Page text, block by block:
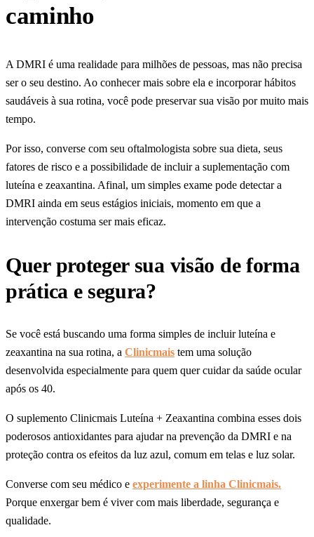
caminho
A DMRI é uma realidade para milhões de pessoas, mas não precisa
ser o seu destino. Ao conhecer mais sobre ela e incorporar hábitos
saudáveis à sua rotina, você pode preservar sua visão por muito mais
tempo.
Por isso, converse com seu oftalmologista sobre sua dieta, seus
fatores de risco e a possibilidade de incluir a suplementação com
luteína e zeaxantina. Afinal, um simples exame pode detectar a
DMRI ainda em seus estágios iniciais, momento em que a
intervenção costuma ser mais eficaz.
Quer proteger sua visão de forma
prática e segura?
Se você está buscando uma forma simples de incluir luteína e
zeaxantina na sua rotina, a Clinicmais tem uma solução
desenvolvida especialmente para quem quer cuidar da saúde ocular
após os 40.
O suplemento Clinicmais Luteína + Zeaxantina combina esses dois
poderosos antioxidantes para ajudar na prevenção da DMRI e na
proteção contra os efeitos da luz azul, comum em telas e luz solar.
Converse com seu médico e experimente a linha Clinicmais.
Porque enxergar bem é viver com mais liberdade, segurança e
qualidade.